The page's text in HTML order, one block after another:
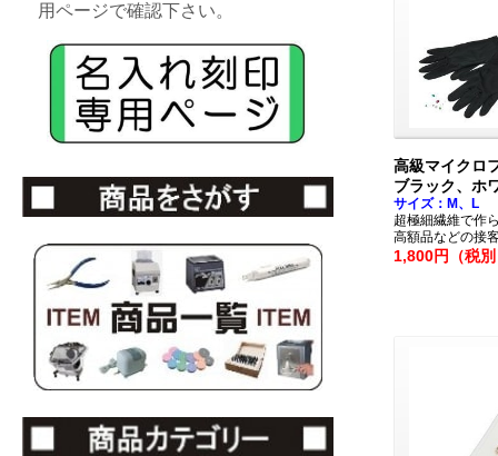
高級マイクロ
ブラック、ホ
サイズ：M、L
超極細繊維で作
高額品などの接
1,800円（税
用ページで確認下さい。